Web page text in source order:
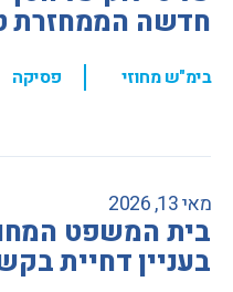
חדשה הממחזרת
בימ"ש מחוזי , פסיקה
מאי 13, 2026
בית המשפט
בעניין דחיית